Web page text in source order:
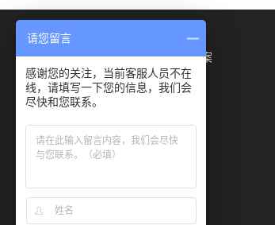
关于我们
了解
下载
安科迅捷
行业方案
化工
电力
轨道
请您留言
感谢您的关注，当前客服人员不在
线，请填写一下您的信息，我们会
尽快和您联系。